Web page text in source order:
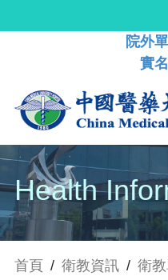
院外
實
Health
首頁 / 衛教資訊 / 衛